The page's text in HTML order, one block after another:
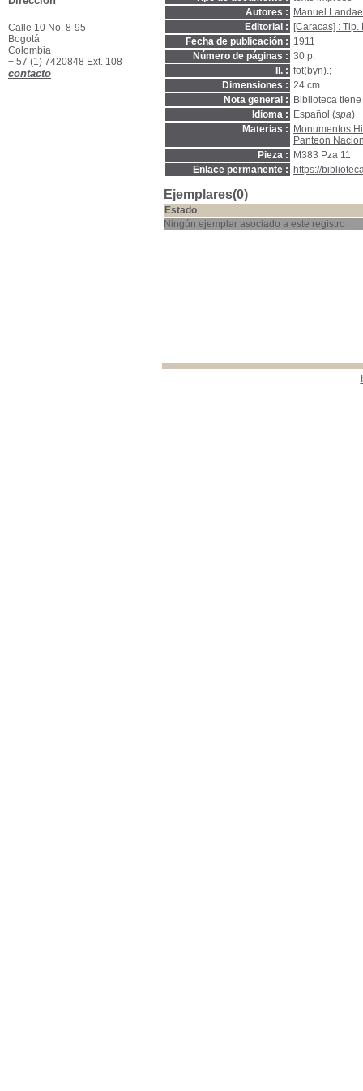
Autores :
Manuel
Editorial :
[Caracas] :
Fecha de publicación : 1911
Número de páginas : 30 p.
Il. : fot(byn).;
Dimensiones : 24 cm.
Nota general :
Biblioteca
Idioma :
Español (spa)
Materias :
Monumentos
Panteón
Pieza :
M383 Pza 11
Enlace permanente :
https://
Ejemplares(0)
Estado
Ningún ejemplar asociado a este registro
Calle 10 No. 8-95
Bogotá
Colombia
+ 57 (1) 7420848 Ext. 108
contacto